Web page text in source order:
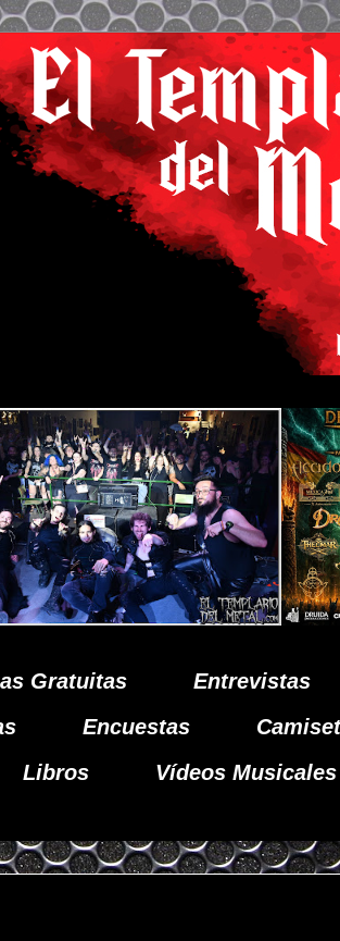
Gratuitas Entrevistas
Encuestas
Libros Vídeos Musicales